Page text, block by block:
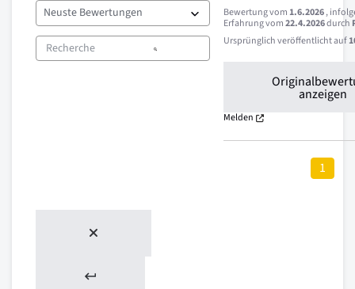
Bewertung vom1.6.2026,
Erfahrung vom22.4.2026durch
Ursprünglich veröffentlicht auf
anzeigen
Melden
1